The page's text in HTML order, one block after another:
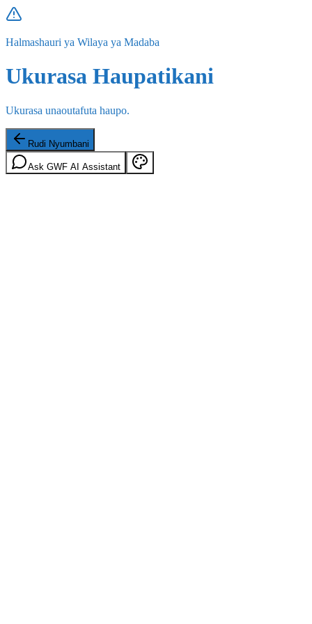
Halmashauri ya Wilaya ya Madaba
Ukurasa Haupatikani
Ukurasa unaoutafuta haupo.
Rudi Nyumbani
Ask GWF AI Assistant